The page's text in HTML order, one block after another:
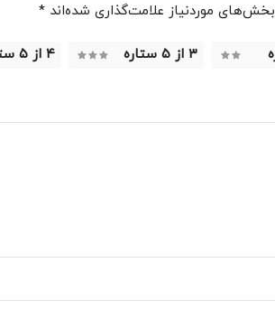
بخش‌های موردنیاز علامت‌گذاری شده‌اند *
۳ از ۵ ستاره ۴ از ۵ ستاره